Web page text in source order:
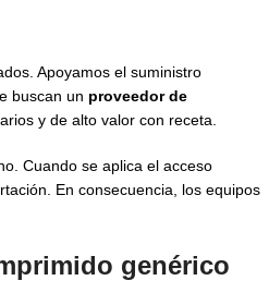
Apoyamos el suministro
buscan un proveedor de
y de alto valor con receta.
Cuando se aplica el acceso
En consecuencia, los equipos
genérico